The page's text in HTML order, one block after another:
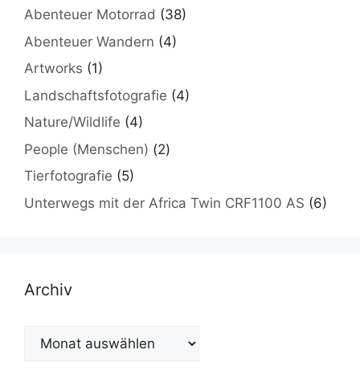
Abenteuer Motorrad (38)
Abenteuer Wandern (4)
Artworks (1)
Landschaftsfotografie (4)
Nature/Wildlife (4)
People (Menschen) (2)
Tierfotografie (5)
Unterwegs mit der Africa Twin CRF1100 AS (6)
Archiv
Archiv